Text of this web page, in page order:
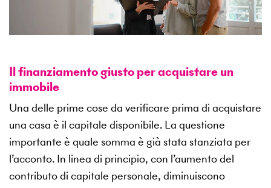
Il finanziamento giusto per acquistare un
immobile
Una delle prime cose da verificare prima di acquistare
una casa è il capitale disponibile. La questione
importante è quale somma è già stata stanziata per
l’acconto. In linea di principio, con l’aumento del
contributo di capitale personale, diminuiscono